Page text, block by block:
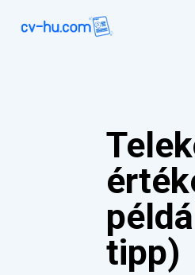
tipp)